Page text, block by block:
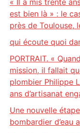
« Il a mis trente
est bien là » : le
près de Toulouse,
qui écoute quoi
PORTRAIT. «
mission, il fallait
plombier Philippe
ans d’artisanat
Une nouvelle
bombardier d’eau